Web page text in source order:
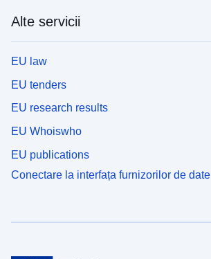
Alte servicii
EU law
EU tenders
EU research results
EU Whoiswho
EU publications
Conectare la interfața furnizorilor de date